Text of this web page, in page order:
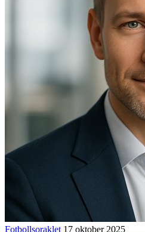
Fotbollsoraklet 17 oktober 2025